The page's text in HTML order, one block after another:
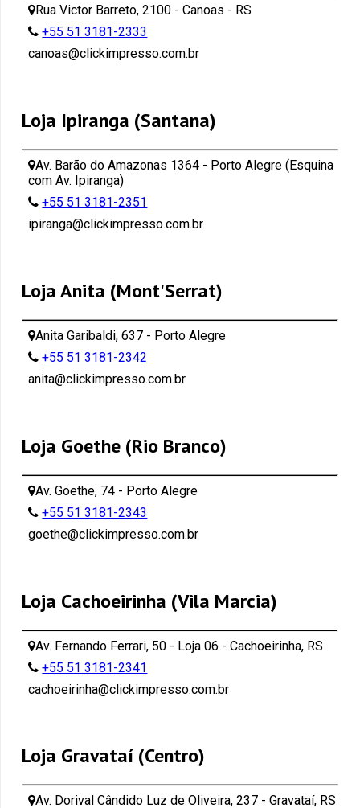
Rua Victor Barreto, 2100 - Canoas - RS
+55 51 3181-2333
canoas@clickimpresso.com.br
Loja Ipiranga (Santana)
Av. Barão do Amazonas 1364 - Porto Alegre (Esquina
com Av. Ipiranga)
+55 51 3181-2351
ipiranga@clickimpresso.com.br
Loja Anita (Mont'Serrat)
Anita Garibaldi, 637 - Porto Alegre
+55 51 3181-2342
anita@clickimpresso.com.br
Loja Goethe (Rio Branco)
Av. Goethe, 74 - Porto Alegre
+55 51 3181-2343
goethe@clickimpresso.com.br
Loja Cachoeirinha (Vila Marcia)
Av. Fernando Ferrari, 50 - Loja 06 - Cachoeirinha, RS
+55 51 3181-2341
cachoeirinha@clickimpresso.com.br
Loja Gravataí (Centro)
Av. Dorival Cândido Luz de Oliveira, 237 - Gravataí, RS